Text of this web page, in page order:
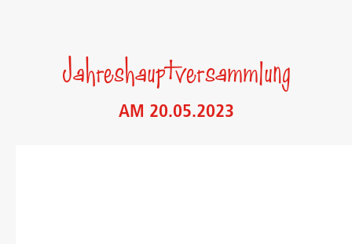
Jahreshauptversammlung
AM 20.05.2023